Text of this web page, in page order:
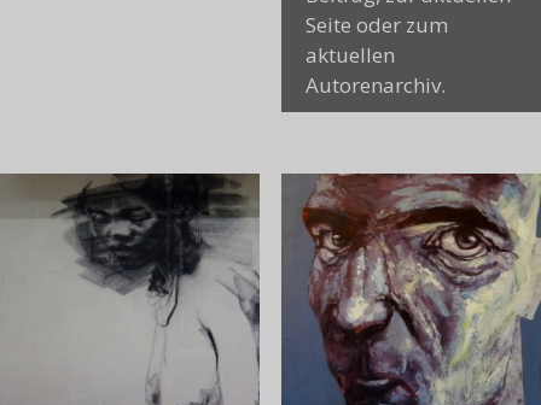
Seite oder zum
aktuellen
Autorenarchiv.